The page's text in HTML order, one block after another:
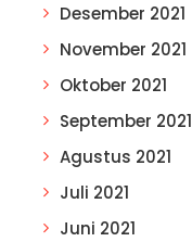
Desember 2021
November 2021
Oktober 2021
September 2021
Agustus 2021
Juli 2021
Juni 2021